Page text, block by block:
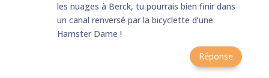
les nuages à Berck, tu pourrais bien finir dans
un canal renversé par la bicyclette d’une
Hamster Dame !
Réponse